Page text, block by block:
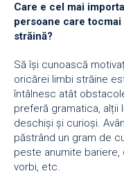
Care e cel mai
persoane care
străină?
Să își cunoască
oricărei limbi străine
întâlnesc atât
preferă gramatica, alții
deschiși și curioși.
păstrând un gram de
peste anumite bariere,
vorbi, etc.